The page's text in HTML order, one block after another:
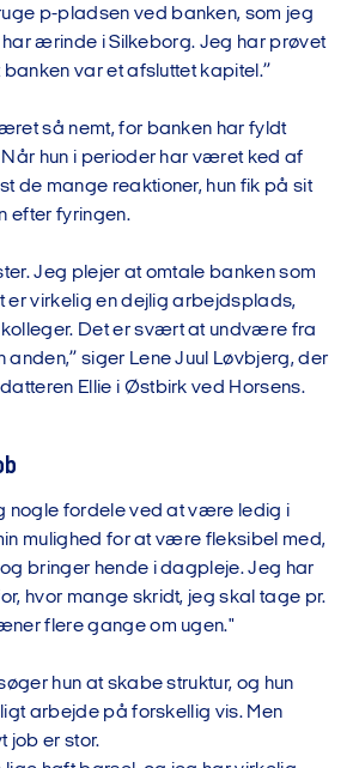
p-pladsen ved banken, som jeg
ærinde i Silkeborg. Jeg har prøvet
var et afsluttet kapitel.”
så nemt, for banken har fyldt
Når hun i perioder har været ked af
de mange reaktioner, hun fik på sit
efter fyringen.
Jeg plejer at omtale banken som
er virkelig en dejlig arbejdsplads,
Det er svært at undvære fra
anden,” siger Lene Juul Løvbjerg, der
Ellie i Østbirk ved Horsens.
nogle fordele ved at være ledig i
mulighed for at være fleksibel med,
bringer hende i dagpleje. Jeg har
hvor mange skridt, jeg skal tage pr.
flere gange om ugen."
hun at skabe struktur, og hun
arbejde på forskellig vis. Men
job er stor.